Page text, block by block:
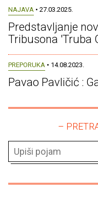
NAJAVA • 27.03.2025.
Predstavljanje
Tribusona 'Truba
PREPORUKA • 14.08.2023.
Pavao Pavličić :
–